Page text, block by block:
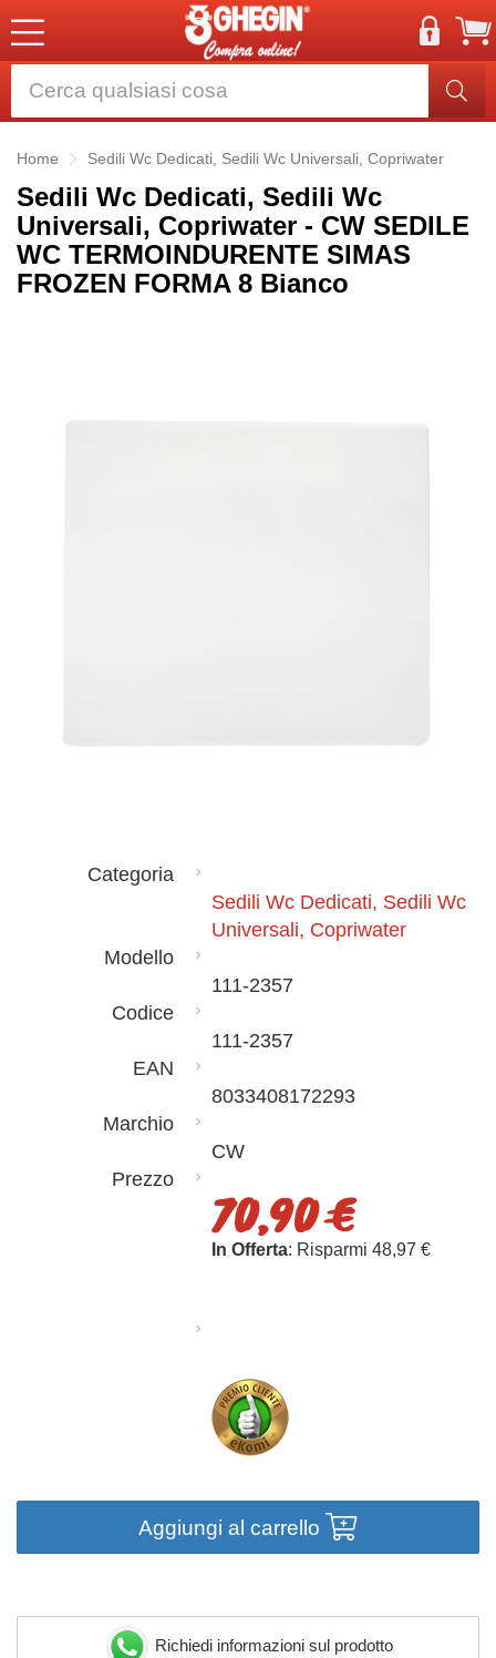
Home Sedili Wc Dedicati, Sedili Wc Universali, Copriwater
Sedili Wc Dedicati, Sedili Wc
Universali, Copriwater - CW SEDILE
WC TERMOINDURENTE SIMAS
FROZEN FORMA 8 Bianco
Categoria
Sedili Wc Dedicati, Sedili Wc
Universali, Copriwater
Modello
111-2357
Codice
111-2357
EAN
8033408172293
Marchio
CW
Prezzo
70,90 €
In Offerta: Risparmi 48,97 €
Aggiungi al carrello
Richiedi informazioni sul prodotto